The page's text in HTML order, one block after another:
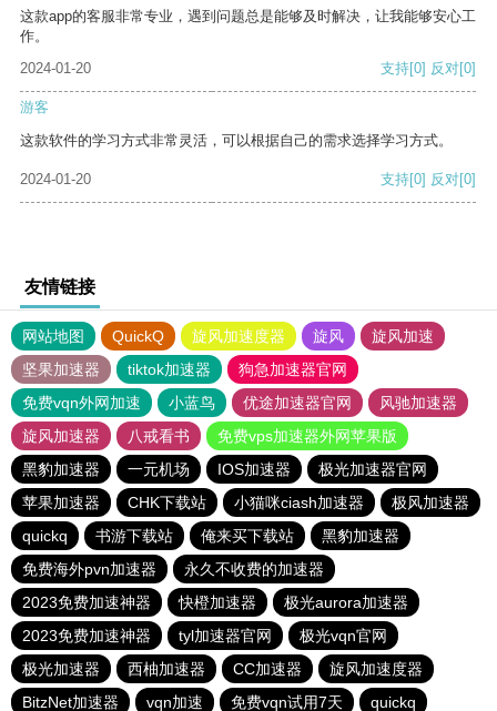
这款app的客服非常专业，遇到问题总是能够及时解决，让我能够安心工
作。
2024-01-20
支持[0] 反对[0]
游客
这款软件的学习方式非常灵活，可以根据自己的需求选择学习方式。
2024-01-20 支持[0] 反对[0]
友情链接
网站地图 QuickQ 旋风加速度器 旋风
旋风加速
坚果加速器
tiktok加速器
狗急加速器官网
免费vqn外网加速
小蓝鸟 优途加速器官网
风驰加速器
旋风加速器
八戒看书
免费vps加速器外网苹果版
黑豹加速器
一元机场 IOS加速器
极光加速器官网
苹果加速器
CHK下载站 小猫咪ciash加速器
极风加速器
quickq
书游下载站 俺来买下载站
黑豹加速器
免费海外pvn加速器
永久不收费的加速器
2023免费加速神器
快橙加速器
极光aurora加速器
2023免费加速神器
tyl加速器官网
极光vqn官网
极光加速器
西柚加速器 CC加速器
旋风加速度器
BitzNet加速器
vqn加速 免费vqn试用7天 quickq